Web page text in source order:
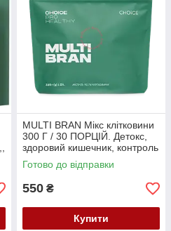
MULTI BRAN Мікс клітковини
300 Г / 30 ПОРЦІЙ. Детокс,
здоровий кишечник, контроль
апетиту, міцний імунітет.
Готово до відправки
550 ₴
Купити